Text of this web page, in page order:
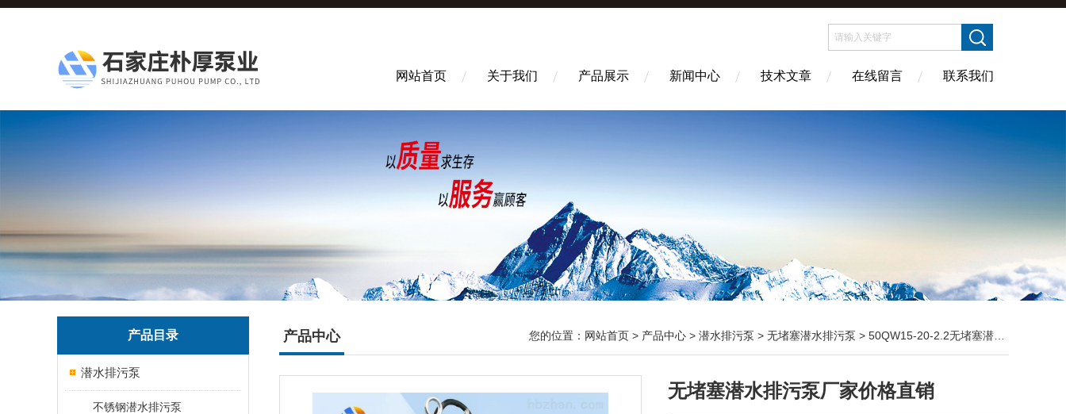
网站首页 关于我们 产品展示 新闻中心 技术文章 在线留言 联系我们
产品目录
潜水排污泵
不锈钢潜水排污泵
产品中心 您的位置： 网站首页 > 产品中心 > 潜水排污泵 > 无堵塞潜水排污泵 > 50QW15-20-2.2无堵塞潜水排污泵厂家价格直销
无堵塞潜水排污泵厂家价格直销